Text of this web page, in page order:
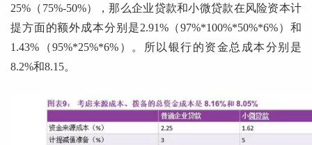
25%（75%-50%），那么企业贷款和小微贷款在风险资本计
提方面的额外成本分别是2.91%（97%*100%*50%*6%）和
1.43%（95%*25%*6%）。所以银行的资金总成本分别是
8.2%和8.15。